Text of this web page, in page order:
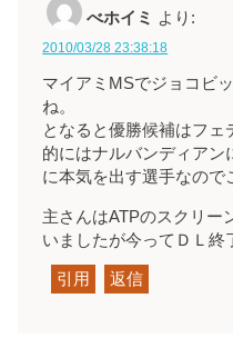
べホイミ より:
2010/03/28 23:38:18
マイアミMSでジョコビ
ね。
となると優勝候補はフェ
的にはナルバンディアン
に本気を出す選手なので
主さんはATPのスクリー
いましたが今ってＤＬ終
引用 返信